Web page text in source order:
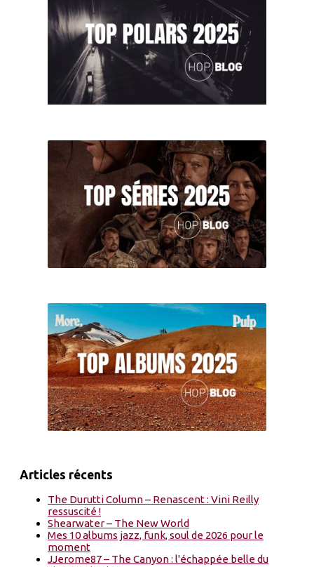
Articles récents
The Durutti Column – Renascent : Vini Reilly
ressuscité !
Shearwater – The New World
Mes 10 albums jazz, funk, soul de 2026 pour le
moment
JJerome87 – The Canyon : l'échappée belle du